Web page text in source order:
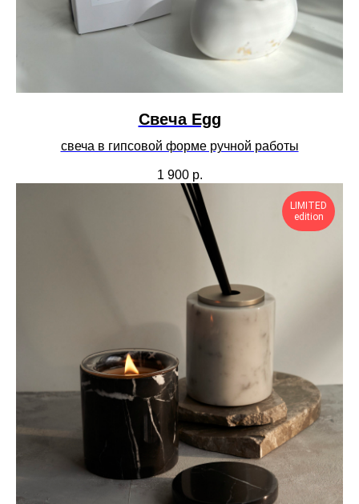
Cвеча Egg
свеча в гипсовой форме ручной работы
1 900 р.
LIMITED
edition